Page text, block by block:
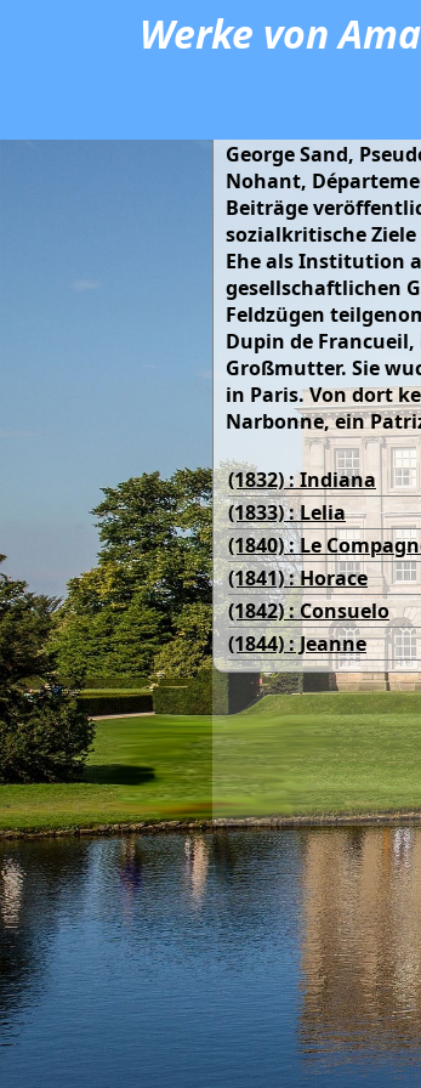
Werke von
George Sand,
Nohant,
Beiträge
sozialkritische
Ehe als Institution
gesellschaftlichen
Feldzügen
Dupin de
Großmutter. Sie
in Paris. Von dort
Narbonne, ein
(1832) : Indiana
(1833) : Lelia
(1840) : Le
(1841) : Horace
(1842) : Consuelo
(1844) : Jeanne